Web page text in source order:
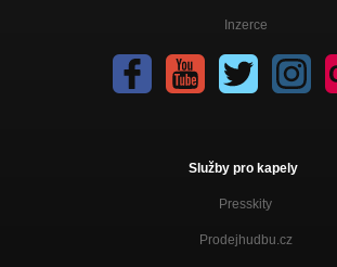
Inzerce
Služby pro kapely
Presskity
Prodejhudbu.cz